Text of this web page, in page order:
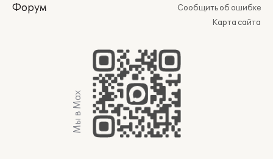
Форум
Сообщить об ошибке
Карта сайта
Мы в Max